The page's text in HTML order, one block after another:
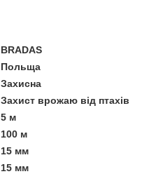
BRADAS
Польща
Захисна
Захист врожаю від птахів
5 м
100 м
15 мм
15 мм